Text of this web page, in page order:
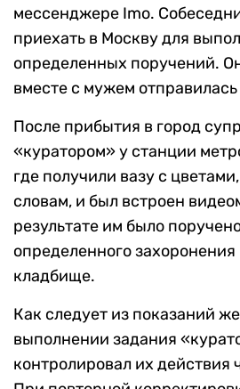
мессенджере Imo.
приехать в Москву для
определенных поручений.
вместе с мужем отправилась
После прибытия в город
«куратором» у станции
где получили вазу с
словам, и был встроен
результате им было
определенного
кладбище.
Как следует из показаний
выполнении задания
контролировал их действия